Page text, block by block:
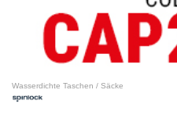
Wasserdichte Taschen / Säcke